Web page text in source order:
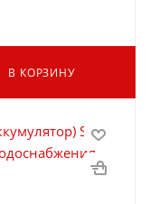
В КОРЗИНУ